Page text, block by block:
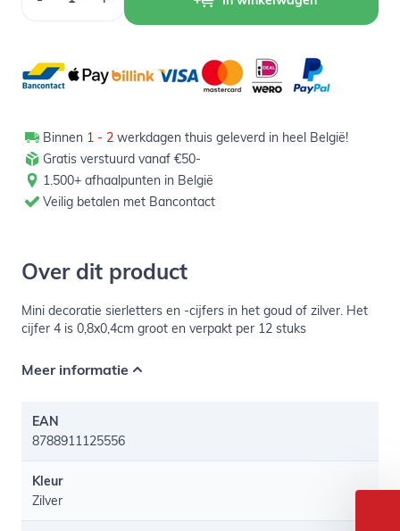
Binnen 1 - 2 werkdagen thuis geleverd in heel België!
Gratis verstuurd vanaf €50-
1.500+ afhaalpunten in België
Veilig betalen met Bancontact
Over dit product
Mini decoratie sierletters en -cijfers in het goud of zilver. Het
cijfer 4 is 0,8x0,4cm groot en verpakt per 12 stuks
Meer informatie
EAN
8788911125556
Kleur
Zilver